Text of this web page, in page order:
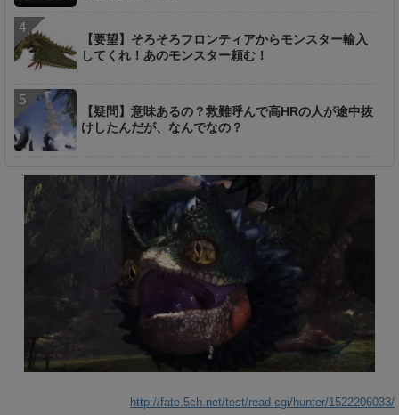
【要望】そろそろフロンティアからモンスター輸入
してくれ！あのモンスター頼む！
【疑問】意味あるの？救難呼んで高HRの人が途中抜
けしたんだが、なんでなの？
http://fate.5ch.net/test/read.cgi/hunter/1522206033/